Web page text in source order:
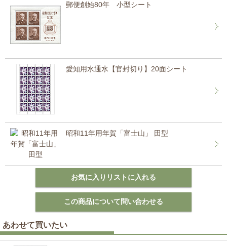
郵便創始80年 小型シート
愛知用水通水【官封切り】20面シート
昭和11年用年賀「富士山」 田型
あわせて買いたい